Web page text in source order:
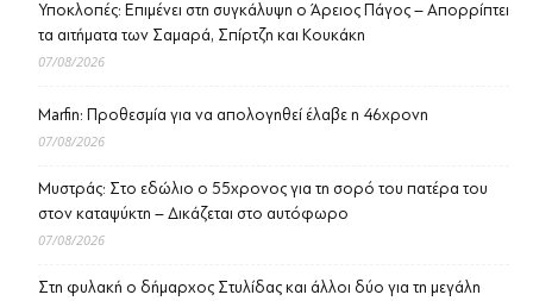
Υποκλοπές: Επιμένει στη συγκάλυψη ο Άρειος Πάγος – Απορρίπτει
τα αιτήματα των Σαμαρά, Σπίρτζη και Κουκάκη
07/08/2026
Marfin: Προθεσμία για να απολογηθεί έλαβε η 46χρονη
07/08/2026
Μυστράς: Στο εδώλιο ο 55χρονος για τη σορό του πατέρα του
στον καταψύκτη – Δικάζεται στο αυτόφωρο
07/08/2026
Στη φυλακή ο δήμαρχος Στυλίδας και άλλοι δύο για τη μεγάλη